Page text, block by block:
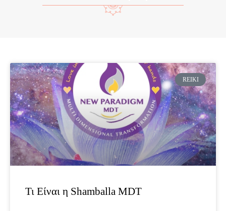
REIKI
Τι Είναι η Shamballa MDT